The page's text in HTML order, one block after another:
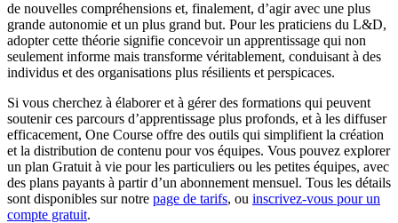
de nouvelles compréhensions et, finalement, d’agir avec une plus
grande autonomie et un plus grand but. Pour les praticiens du L&D,
adopter cette théorie signifie concevoir un apprentissage qui non
seulement informe mais transforme véritablement, conduisant à des
individus et des organisations plus résilients et perspicaces.
Si vous cherchez à élaborer et à gérer des formations qui peuvent
soutenir ces parcours d’apprentissage plus profonds, et à les diffuser
efficacement, One Course offre des outils qui simplifient la création
et la distribution de contenu pour vos équipes. Vous pouvez explorer
un plan Gratuit à vie pour les particuliers ou les petites équipes, avec
des plans payants à partir d’un abonnement mensuel. Tous les détails
sont disponibles sur notre page de tarifs, ou inscrivez-vous pour un
compte gratuit.